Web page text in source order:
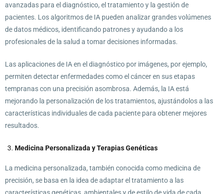
avanzadas para el diagnóstico, el tratamiento y la gestión de
pacientes. Los algoritmos de IA pueden analizar grandes volúmenes
de datos médicos, identificando patrones y ayudando a los
profesionales de la salud a tomar decisiones informadas.
Las aplicaciones de IA en el diagnóstico por imágenes, por ejemplo,
permiten detectar enfermedades como el cáncer en sus etapas
tempranas con una precisión asombrosa. Además, la IA está
mejorando la personalización de los tratamientos, ajustándolos a las
características individuales de cada paciente para obtener mejores
resultados.
Medicina Personalizada y Terapias Genéticas
La medicina personalizada, también conocida como medicina de
precisión, se basa en la idea de adaptar el tratamiento a las
características genéticas, ambientales y de estilo de vida de cada